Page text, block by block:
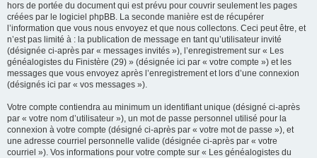
hors de portée du document qui est prévu pour couvrir seulement les pages
créées par le logiciel phpBB. La seconde manière est de récupérer
l’information que vous nous envoyez et que nous collectons. Ceci peut être, et
n’est pas limité à : la publication de message en tant qu’utilisateur invité
(désignée ci-après par « messages invités »), l’enregistrement sur « Les
généalogistes du Finistère (29) » (désignée ici par « votre compte ») et les
messages que vous envoyez après l’enregistrement et lors d’une connexion
(désignés ici par « vos messages »).
Votre compte contiendra au minimum un identifiant unique (désigné ci-après
par « votre nom d’utilisateur »), un mot de passe personnel utilisé pour la
connexion à votre compte (désigné ci-après par « votre mot de passe »), et
une adresse courriel personnelle valide (désignée ci-après par « votre
courriel »). Vos informations pour votre compte sur « Les généalogistes du